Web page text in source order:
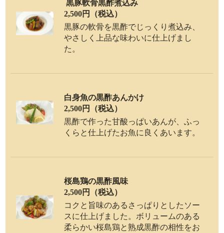
黒豚軟骨黒酢煮込み
2,500円（税込）
黒豚の軟骨を黒酢でじっくり煮込み、
やさしく上品な味わいに仕上げまし
た。
白身魚の黒酢あんかけ
2,500円（税込）
黒酢で作った甘酸っぱいあんが、ふっ
くらと仕上げたお魚に良くあいます。
桜島鶏の黒酢風味
2,500円（税込）
コクと旨味のあるさっぱりとしたソー
スに仕上げました。ボリュームのある
柔らかい桜島鶏と熟成黒酢の相性をお